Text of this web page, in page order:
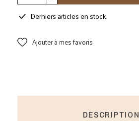
Derniers articles en stock
Ajouter à mes favoris
DESCRIPTION